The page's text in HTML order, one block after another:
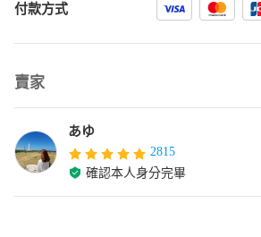
付款方式
賣家
あゆ
2815
確認本人身分完畢